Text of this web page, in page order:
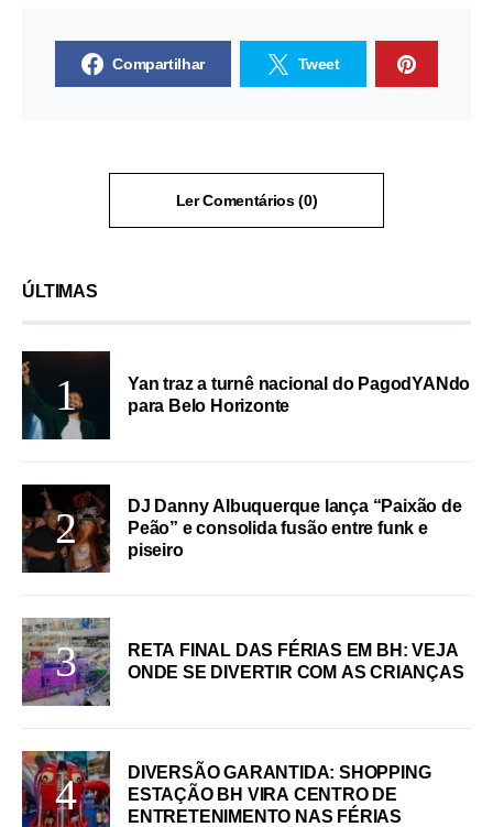
Compartilhar Tweet
Ler Comentários (0)
ÚLTIMAS
Yan traz a turnê nacional do PagodYANdo
para Belo Horizonte
DJ Danny Albuquerque lança “Paixão de
Peão” e consolida fusão entre funk e
piseiro
RETA FINAL DAS FÉRIAS EM BH: VEJA
ONDE SE DIVERTIR COM AS CRIANÇAS
DIVERSÃO GARANTIDA: SHOPPING
ESTAÇÃO BH VIRA CENTRO DE
ENTRETENIMENTO NAS FÉRIAS